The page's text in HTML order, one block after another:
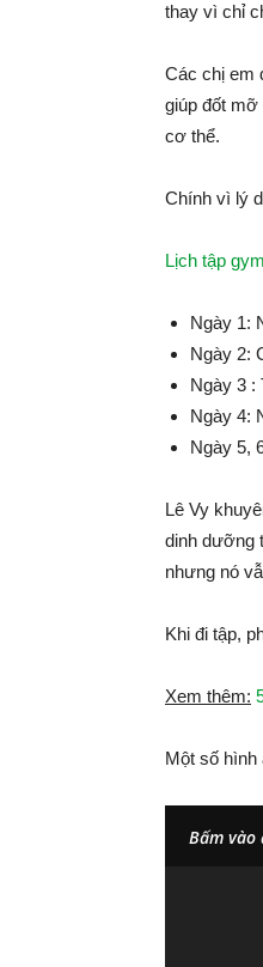
thay vì chỉ
Các chị em
giúp đốt mỡ
cơ thể.
Chính vì lý
Lịch tập gym
Ngày 1:
Ngày 2:
Ngày 3 :
Ngày 4:
Ngày 5,
Lê Vy
dinh dưỡng
nhưng nó
Khi đi tập,
Xem thêm:
Một số hình
Bấm vào